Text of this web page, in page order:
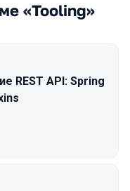
«Tooling»
REST API: Spring